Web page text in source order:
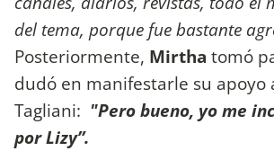
del tema, porque fue bastante
Posteriormente, Mirtha tomó
dudó en manifestarle su apoyo
Tagliani: "Pero bueno, yo me
por Lizy”.